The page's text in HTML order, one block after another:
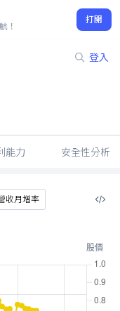
！
打開
登入
能力 安全性分析
收月增率